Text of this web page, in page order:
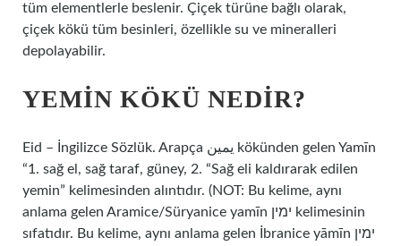
tüm elementlerle beslenir. Çiçek türüne bağlı olarak,
çiçek kökü tüm besinleri, özellikle su ve mineralleri
depolayabilir.
YEMIN KÖKÜ NEDIR?
Eid – İngilizce Sözlük. Arapça يمين kökünden gelen Yamīn
“1. sağ el, sağ taraf, güney, 2. “Sağ eli kaldırarak edilen
yemin” kelimesinden alıntıdır. (NOT: Bu kelime, aynı
anlama gelen Aramice/Süryanice yamīn ימין kelimesinin
sıfatıdır. Bu kelime, aynı anlama gelen İbranice yāmīn ימין